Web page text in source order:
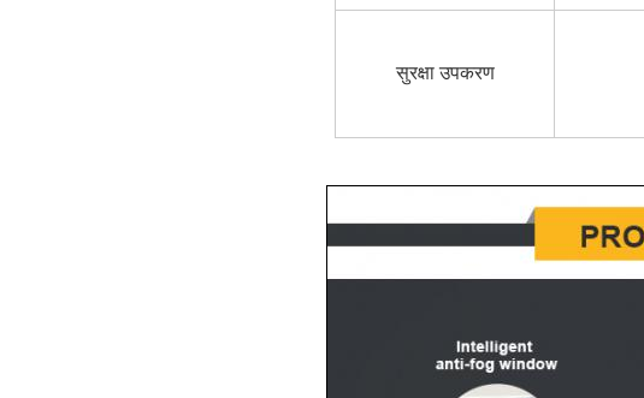
सुरक्षा उपकरण